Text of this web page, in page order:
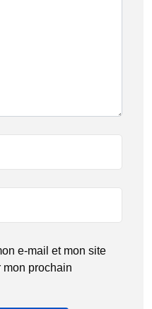
e-mail et mon site
prochain